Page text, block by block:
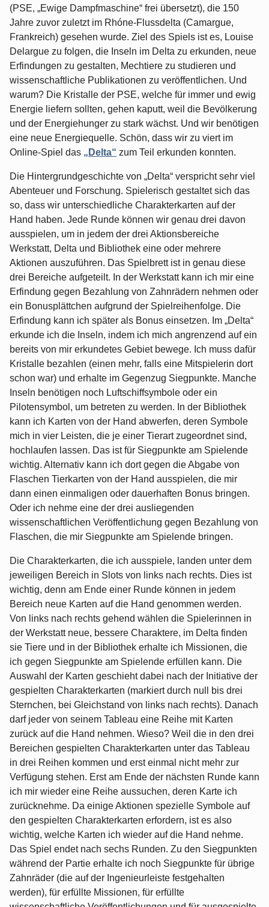
(PSE, „Ewige Dampfmaschine“ frei übersetzt), die 150
Jahre zuvor zuletzt im Rhóne-Flussdelta (Camargue,
Frankreich) gesehen wurde. Ziel des Spiels ist es, Louise
Delargue zu folgen, die Inseln im Delta zu erkunden, neue
Erfindungen zu gestalten, Mechtiere zu studieren und
wissenschaftliche Publikationen zu veröffentlichen. Und
warum? Die Kristalle der PSE, welche für immer und ewig
Energie liefern sollten, gehen kaputt, weil die Bevölkerung
und der Energiehunger zu stark wächst. Und wir benötigen
eine neue Energiequelle. Schön, dass wir zu viert im
Online-Spiel das „Delta“ zum Teil erkunden konnten.
Die Hintergrundgeschichte von „Delta“ verspricht sehr viel
Abenteuer und Forschung. Spielerisch gestaltet sich das
so, dass wir unterschiedliche Charakterkarten auf der
Hand haben. Jede Runde können wir genau drei davon
ausspielen, um in jedem der drei Aktionsbereiche
Werkstatt, Delta und Bibliothek eine oder mehrere
Aktionen auszuführen. Das Spielbrett ist in genau diese
drei Bereiche aufgeteilt. In der Werkstatt kann ich mir eine
Erfindung gegen Bezahlung von Zahnrädern nehmen oder
ein Bonusplättchen aufgrund der Spielreihenfolge. Die
Erfindung kann ich später als Bonus einsetzen. Im „Delta“
erkunde ich die Inseln, indem ich mich angrenzend auf ein
bereits von mir erkundetes Gebiet bewege. Ich muss dafür
Kristalle bezahlen (einen mehr, falls eine Mitspielerin dort
schon war) und erhalte im Gegenzug Siegpunkte. Manche
Inseln benötigen noch Luftschiffsymbole oder ein
Pilotensymbol, um betreten zu werden. In der Bibliothek
kann ich Karten von der Hand abwerfen, deren Symbole
mich in vier Leisten, die je einer Tierart zugeordnet sind,
hochlaufen lassen. Das ist für Siegpunkte am Spielende
wichtig. Alternativ kann ich dort gegen die Abgabe von
Flaschen Tierkarten von der Hand ausspielen, die mir
dann einen einmaligen oder dauerhaften Bonus bringen.
Oder ich nehme eine der drei ausliegenden
wissenschaftlichen Veröffentlichung gegen Bezahlung von
Flaschen, die mir Siegpunkte am Spielende bringen.
Die Charakterkarten, die ich ausspiele, landen unter dem
jeweiligen Bereich in Slots von links nach rechts. Dies ist
wichtig, denn am Ende einer Runde können in jedem
Bereich neue Karten auf die Hand genommen werden.
Von links nach rechts gehend wählen die Spielerinnen in
der Werkstatt neue, bessere Charaktere, im Delta finden
sie Tiere und in der Bibliothek erhalte ich Missionen, die
ich gegen Siegpunkte am Spielende erfüllen kann. Die
Auswahl der Karten geschieht dabei nach der Initiative der
gespielten Charakterkarten (markiert durch null bis drei
Sternchen, bei Gleichstand von links nach rechts). Danach
darf jeder von seinem Tableau eine Reihe mit Karten
zurück auf die Hand nehmen. Wieso? Weil die in den drei
Bereichen gespielten Charakterkarten unter das Tableau
in drei Reihen kommen und erst einmal nicht mehr zur
Verfügung stehen. Erst am Ende der nächsten Runde kann
ich mir wieder eine Reihe aussuchen, deren Karte ich
zurücknehme. Da einige Aktionen spezielle Symbole auf
den gespielten Charakterkarten erfordern, ist es also
wichtig, welche Karten ich wieder auf die Hand nehme.
Das Spiel endet nach sechs Runden. Zu den Siegpunkten
während der Partie erhalte ich noch Siegpunkte für übrige
Zahnräder (die auf der Ingenieurleiste festgehalten
werden), für erfüllte Missionen, für erfüllte